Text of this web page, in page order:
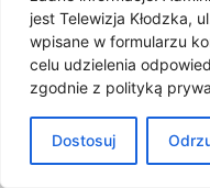
jest Telewizja Kłodzka,
wpisane w formularzu
celu udzielenia
zgodnie z polityką
Dostosuj